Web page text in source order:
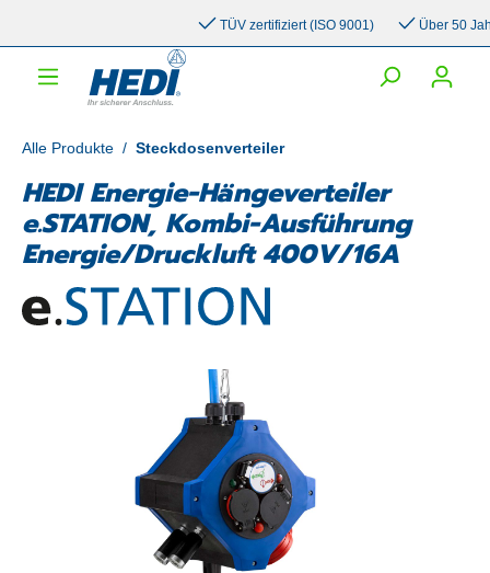
TÜV zertifiziert (ISO 9001) Über 50 Jahre
Alle Produkte / Steckdosenverteiler
HEDI Energie-Hängeverteiler
e.STATION, Kombi-Ausführung
Energie/Druckluft 400V/16A